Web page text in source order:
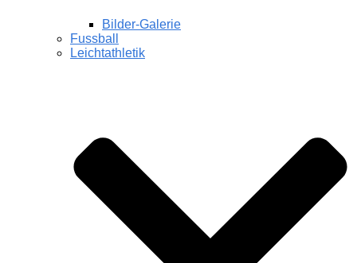
Bilder-Galerie
Fussball
Leichtathletik